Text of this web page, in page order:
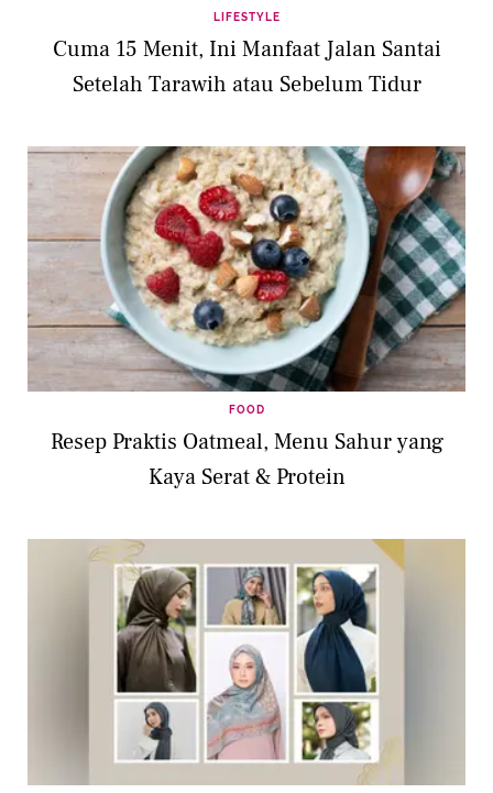
LIFESTYLE
Cuma 15 Menit, Ini Manfaat Jalan Santai
Setelah Tarawih atau Sebelum Tidur
FOOD
Resep Praktis Oatmeal, Menu Sahur yang
Kaya Serat & Protein